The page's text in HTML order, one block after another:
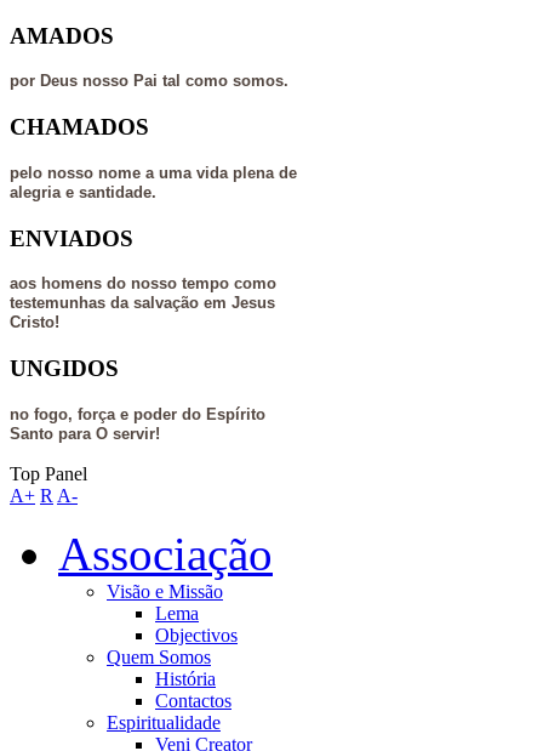
AMADOS
por Deus nosso Pai tal como somos.
CHAMADOS
pelo nosso nome a uma vida plena de
alegria e santidade.
ENVIADOS
aos homens do nosso tempo como
testemunhas da salvação em Jesus
Cristo!
UNGIDOS
no fogo, força e poder do Espírito
Santo para O servir!
Top Panel
A+ R A-
Associação
Visão e Missão
Lema
Objectivos
Quem Somos
História
Contactos
Espiritualidade
Veni Creator